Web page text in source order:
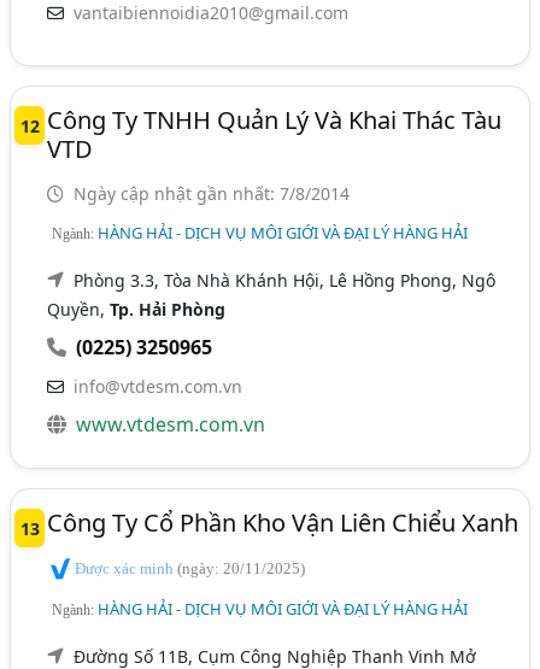
vantaibiennoidia2010@gmail.com
12 Công Ty TNHH Quản Lý Và Khai Thác Tàu
VTD
Ngày cập nhật gần nhất: 7/8/2014
Ngành: HÀNG HẢI - DỊCH VỤ MÔI GIỚI VÀ ĐẠI LÝ HÀNG HẢI
Phòng 3.3, Tòa Nhà Khánh Hội, Lê Hồng Phong, Ngô
Quyền,Tp. Hải Phòng
(0225) 3250965
info@vtdesm.com.vn
www.vtdesm.com.vn
13 Công Ty Cổ Phần Kho Vận Liên Chiểu Xanh
Được xác minh(ngày: 20/11/2025)
Ngành: HÀNG HẢI - DỊCH VỤ MÔI GIỚI VÀ ĐẠI LÝ HÀNG HẢI
Đường Số 11B, Cụm Công Nghiệp Thanh Vinh Mở